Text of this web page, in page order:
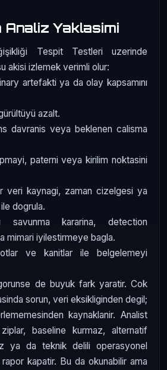
Analiz Yaklasimi
Tespit Testleri uzerinde
akisi izlemek verimli olur:
artefakti ya da olay kapsamını
azalt.
davranis veya beklenen calisma
paterni veya kirilim noktasini
veri kaynagi, zaman cizelgesi ya
dogrula.
savunma kararina, detection
mimari iyilestirmeye bagla.
ve kanitlar ile belgelemeyi
de buyuk fark yaratir. Cok
sorun, veri eksikliginden degil;
kaynaklanir. Analist
baseline kurmaz, alternatif
ya da teknik delili operasyonel
kapatir. Bu da okunabilir ama